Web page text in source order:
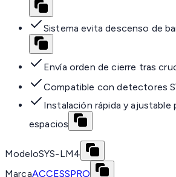
Sistema evita descenso de
Envía orden de cierre tras
Compatible con detectores
Instalación rápida y ajustable
espacios
ModeloSYS-LM4
MarcaACCESSPRO